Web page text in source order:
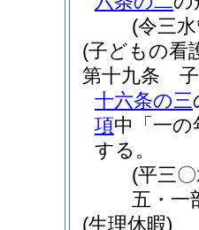
(令三
(子どもの看
第十九条
十六条の三
項中「一
する。
(平三
五・一
(生理休暇)